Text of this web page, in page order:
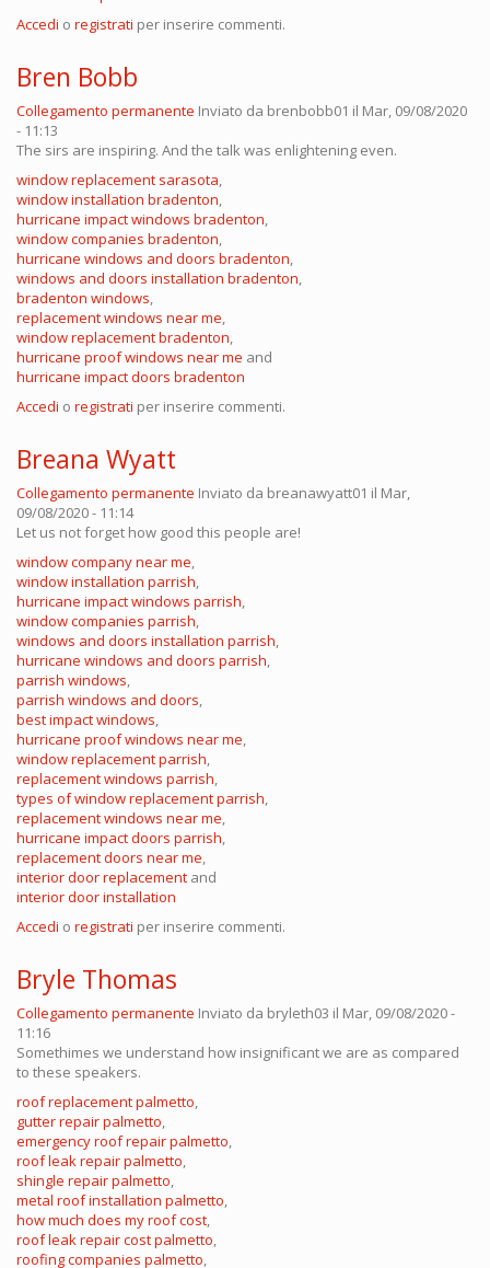
Accedi o registrati per inserire commenti.
Bren Bobb
Collegamento permanente Inviato da brenbobb01 il Mar, 09/08/2020
- 11:13
The sirs are inspiring. And the talk was enlightening even.
window replacement sarasota,
window installation bradenton,
hurricane impact windows bradenton,
window companies bradenton,
hurricane windows and doors bradenton,
windows and doors installation bradenton,
bradenton windows,
replacement windows near me,
window replacement bradenton,
hurricane proof windows near me and
hurricane impact doors bradenton
Accedi o registrati per inserire commenti.
Breana Wyatt
Collegamento permanente Inviato da breanawyatt01 il Mar,
09/08/2020 - 11:14
Let us not forget how good this people are!
window company near me,
window installation parrish,
hurricane impact windows parrish,
window companies parrish,
windows and doors installation parrish,
hurricane windows and doors parrish,
parrish windows,
parrish windows and doors,
best impact windows,
hurricane proof windows near me,
window replacement parrish,
replacement windows parrish,
types of window replacement parrish,
replacement windows near me,
hurricane impact doors parrish,
replacement doors near me,
interior door replacement and
interior door installation
Accedi o registrati per inserire commenti.
Bryle Thomas
Collegamento permanente Inviato da bryleth03 il Mar, 09/08/2020 -
11:16
Somethimes we understand how insignificant we are as compared
to these speakers.
roof replacement palmetto,
gutter repair palmetto,
emergency roof repair palmetto,
roof leak repair palmetto,
shingle repair palmetto,
metal roof installation palmetto,
how much does my roof cost,
roof leak repair cost palmetto,
roofing companies palmetto,